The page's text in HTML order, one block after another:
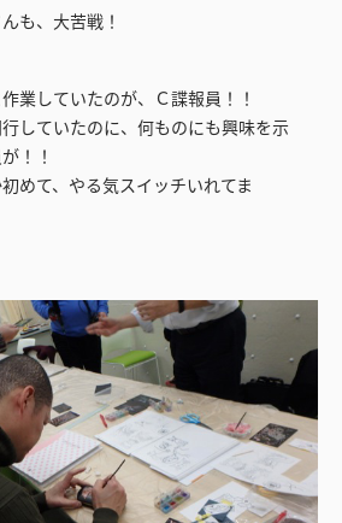
も、大苦戦！
業していたのが、Ｃ諜報員！！
していたのに、何ものにも興味を示
！！
めて、やる気スイッチいれてま